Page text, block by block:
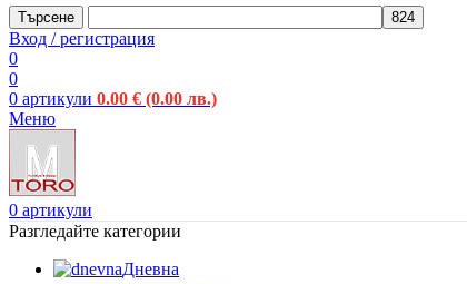
Търсене
Вход / регистрация
0
0
0 артикули 0.00 € (0.00 лв.)
Меню
0 артикули
Разгледайте категории
Дневна